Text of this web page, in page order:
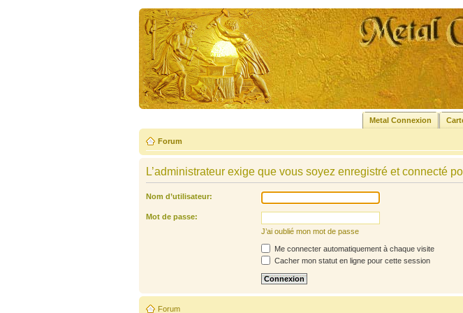
Metal Connexion
Forum
L’administrateur exige que vous soyez enregistré et connecté
Nom d’utilisateur:
Mot de passe:
J’ai oublié mon mot de passe
Me connecter automatiquement à chaque visite
Cacher mon statut en ligne pour cette session
Forum